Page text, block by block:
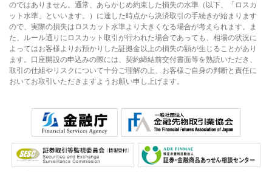
のではありません。通常、あらかじめ約束した損失の水準（以下、「ロスカ
ット水準」といいます。）に達した時点から決済取引の手続きが始まります
ので、実際の損失はロスカット水準より大きくなる場合が考えられます。ま
た、ルール通りにロスカット取引が行われた場合であっても、相場の状況に
よってはお客様よりお預かりした証拠金以上の損失の額が生じることがあり
ます。口座開設の申込みの際には、契約締結前交付書面等を熟読いただき、
取引の仕組やリスクについて十分ご理解の上、お客様ご自身の判断と責任に
おいてお取引いただきますようお願い申し上げます。